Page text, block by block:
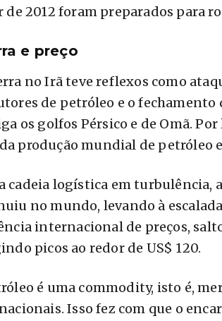
2012 foram preparados para
e preço
no Irã teve reflexos como
de petróleo e o
os golfos Pérsico e de Omã.
produção mundial de petróleo
cadeia logística em turbulência,
no mundo, levando à
internacional de preços,
picos ao redor de US$ 120.
é uma commodity, isto é,
Isso fez com que o